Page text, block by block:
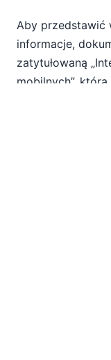
Aby przedstawić
informacje,
zatytułowaną
mobilnych”,